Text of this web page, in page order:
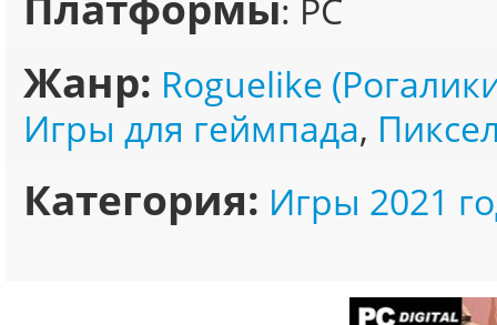
: PC
Жанр: Roguelike
Игры для геймпада,
Категория: Игры 2021